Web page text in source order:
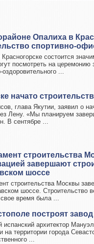
Опалиха в
спортивно-
состоится
посмотреть на
оздоровительного ...
начато
глава Якутии, заявил о
Лену. «Мы планируем
В сентябре ...
строительства
завершают
шоссе
строительства Москвы
шоссе. Строительство
свое время была ...
построят
испанский архитектор
на территории города
...